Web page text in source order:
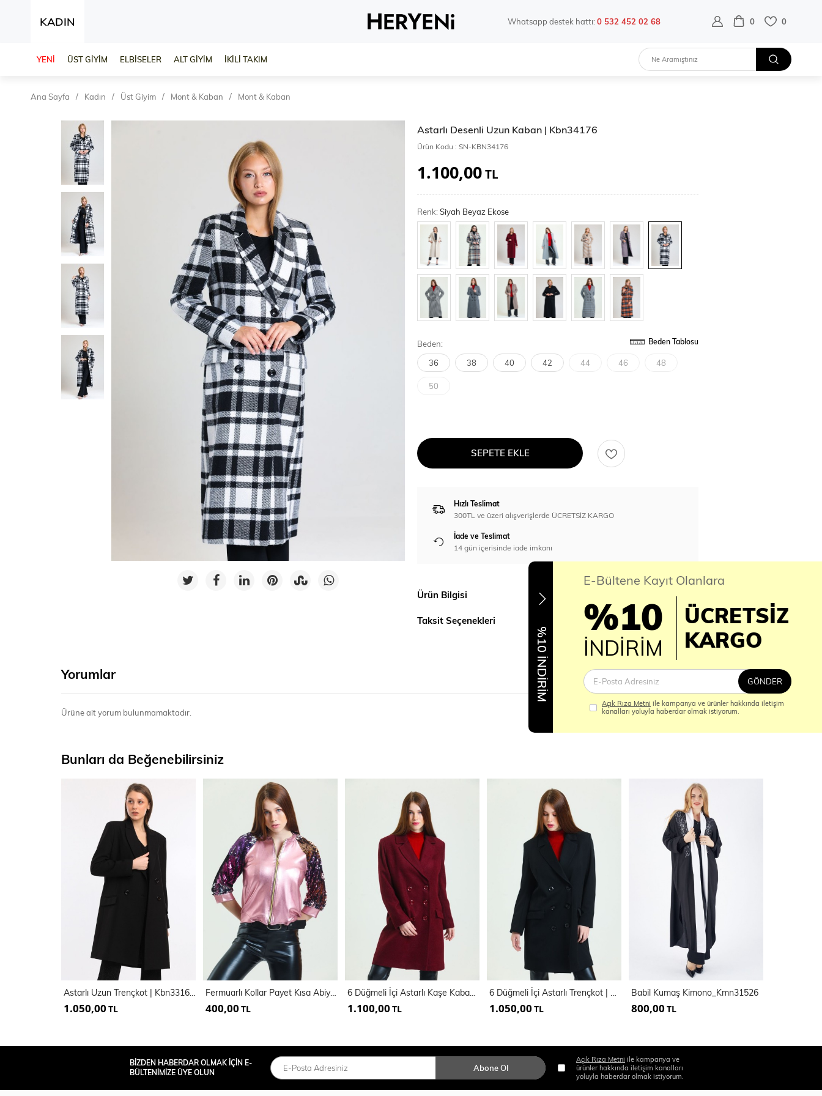
KADIN Whatsapp destek hattı:0 532 452 02 68 0 0
YENİ ÜST GİYİM ELBİSELER ALT GİYİM İKİLİ TAKIM
Ana Sayfa Kadın Üst Giyim Mont & Kaban Mont & Kaban
Astarlı Desenli Uzun Kaban | Kbn34176
Ürün Kodu : SN-KBN34176
1.100,00TL
Renk:Siyah Beyaz Ekose
Beden: Beden Tablosu
36 38 40 42 44 46 48
50
SEPETE EKLE
Hızlı Teslimat
300TL ve üzeri alışverişlerde ÜCRETSİZ KARGO
İade ve Teslimat
14 gün içerisinde iade imkanı
Ürün Bilgisi
Taksit Seçenekleri
Yorumlar
Ürüne ait yorum bulunmamaktadır.
Bunları da Beğenebilirsiniz
Astarlı Uzun Trençkot | Kbn33166Yn
1.050,00 TL
Fermuarlı Kollar Payet Kısa Abiye Mont | Mnt31265
400,00 TL
6 Düğmeli İçi Astarlı Kaşe Kaban | Kbn34605
1.100,00 TL
6 Düğmeli İçi Astarlı Trençkot | Kbn34605Yn
1.050,00 TL
Babil Kumaş Kimono_Kmn31526
800,00 TL
%10 İNDİRİM
E-Bültene Kayıt Olanlara
%10
İNDİRİM
ÜCRETSİZ
KARGO
GÖNDER
Açık Rıza Metni ile kampanya ve ürünler hakkında iletişim
kanalları yoluyla haberdar olmak istiyorum.
BİZDEN HABERDAR OLMAK İÇİN E-
BÜLTENİMİZE ÜYE OLUN
Abone Ol
Açık Rıza Metni ile kampanya ve
ürünler hakkında iletişim kanalları
yoluyla haberdar olmak istiyorum.